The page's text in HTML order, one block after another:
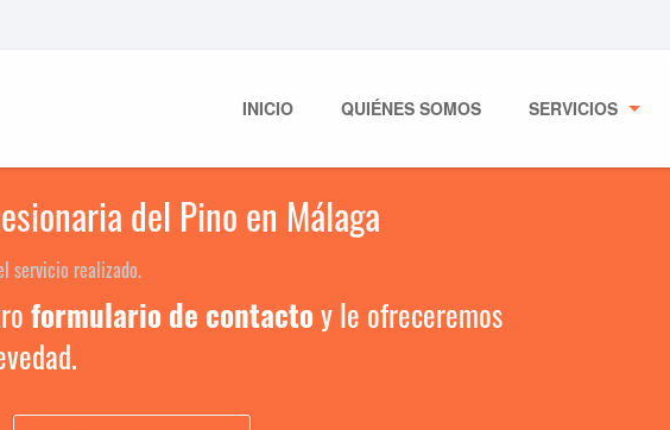
INICIO QUIÉNES SOMOS SERVICIOS
del Pino en Málaga
servicio realizado.
formulario de contactoy le ofreceremos